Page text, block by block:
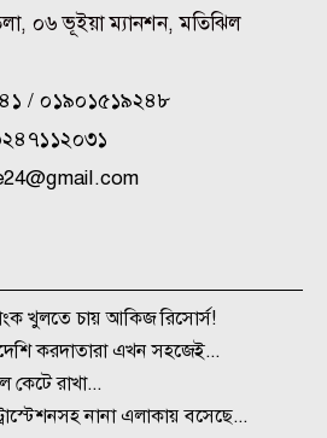
০৬ ভূইয়া ম্যানশন, মতিঝিল
/ ০১৯০১৫১৯২৪৮
খুলতে চায় আকিজ রিসোর্স!
করদাতারা এখন সহজেই...
কেটে রাখা...
নানা এলাকায় বসেছে...